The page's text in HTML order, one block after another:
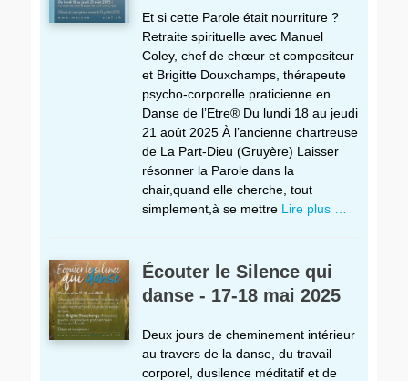
Et si cette Parole était nourriture ?
Retraite spirituelle avec Manuel
Coley, chef de chœur et compositeur
et Brigitte Douxchamps, thérapeute
psycho-corporelle praticienne en
Danse de l’Etre® Du lundi 18 au jeudi
21 août 2025 À l’ancienne chartreuse
de La Part-Dieu (Gruyère) Laisser
résonner la Parole dans la
chair,quand elle cherche, tout
simplement,à se mettre Lire plus …
Écouter le Silence qui
danse - 17-18 mai 2025
Deux jours de cheminement intérieur
au travers de la danse, du travail
corporel, dusilence méditatif et de